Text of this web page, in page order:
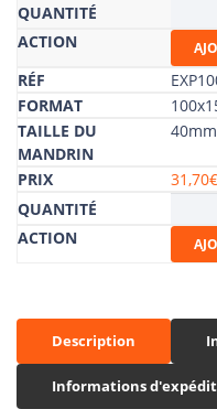
de
40mm
31,70€
de
Description
Informations